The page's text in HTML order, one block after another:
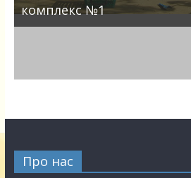
комплекс №1
Про нас